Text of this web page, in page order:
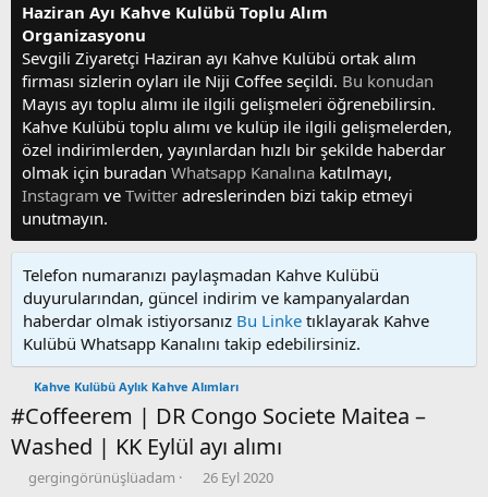
Haziran Ayı Kahve Kulübü Toplu Alım
Organizasyonu
Sevgili Ziyaretçi Haziran ayı Kahve Kulübü ortak alım
firması sizlerin oyları ile Niji Coffee seçildi. Bu konudan
Mayıs ayı toplu alımı ile ilgili gelişmeleri öğrenebilirsin.
Kahve Kulübü toplu alımı ve kulüp ile ilgili gelişmelerden,
özel indirimlerden, yayınlardan hızlı bir şekilde haberdar
olmak için buradan Whatsapp Kanalına katılmayı,
Instagram ve Twitter adreslerinden bizi takip etmeyi
unutmayın.
Telefon numaranızı paylaşmadan Kahve Kulübü
duyurularından, güncel indirim ve kampanyalardan
haberdar olmak istiyorsanız Bu Linke tıklayarak Kahve
Kulübü Whatsapp Kanalını takip edebilirsiniz.
Kahve Kulübü Aylık Kahve Alımları
#Coffeerem | DR Congo Societe Maitea –
Washed | KK Eylül ayı alımı
K
gergingörünüşlüadam
B
26 Eyl 2020